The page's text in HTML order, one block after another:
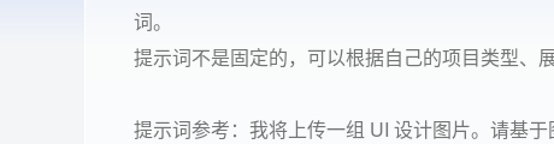
词。
提示词不是固定的，可以根据自己的项目类型、
提示词参考：我将上传一组 UI 设计图片。请基